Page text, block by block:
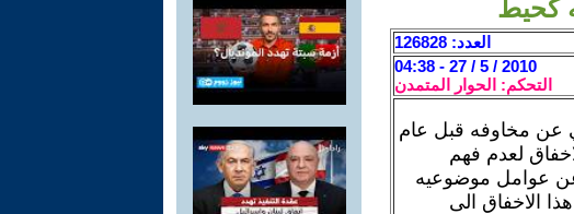
كحيط
العدد: 126828
2010 / 5 / 27 - 04:38
التحكم: الحوار المتمدن
عن مخاوفه قبل عام
لعدم فهم
عن عوامل موضوعيه
الاخفاق الى